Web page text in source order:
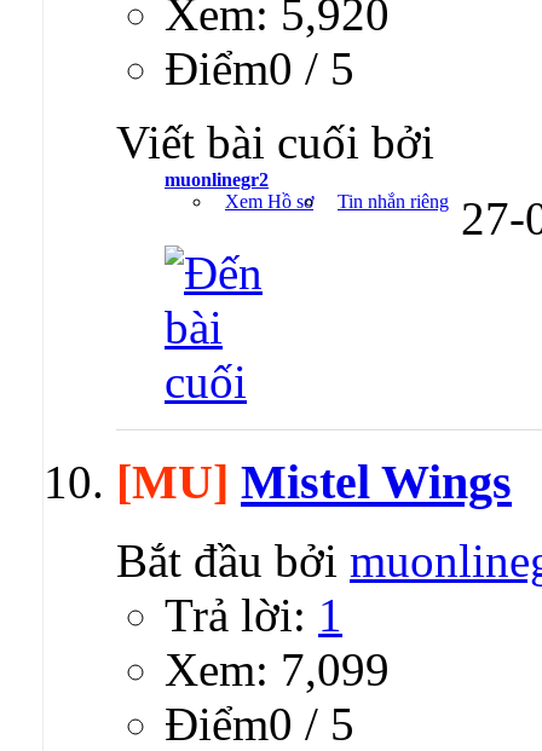
Xem: 5,920
Ðiểm0 / 5
Viết bài cuối bởi
muonlinegr2
Xem Hồ sơ
Tin nhắn riêng 27-
[MU] Mistel Wings
Bắt đầu bởi
Trả lời: 1
Xem: 7,099
Ðiểm0 / 5